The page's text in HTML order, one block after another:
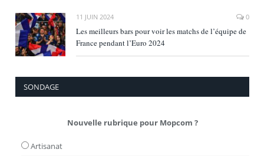
11 JUIN 2024 0
Les meilleurs bars pour voir les matchs de l’équipe de
France pendant l’Euro 2024
SONDAGE
Nouvelle rubrique pour Mopcom ?
Artisanat